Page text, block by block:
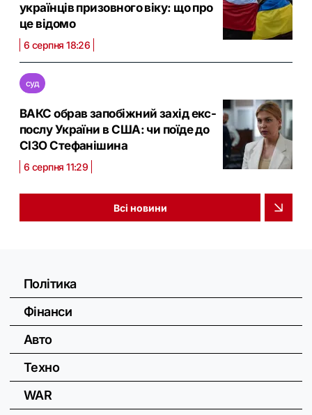
українців призовного віку: що про
це відомо
6 серпня 18:26
суд
ВАКС обрав запобіжний захід екс-
послу України в США: чи поїде до
СІЗО Стефанішина
6 серпня 11:29
Всі новини
Політика
Фінанси
Авто
Техно
WAR